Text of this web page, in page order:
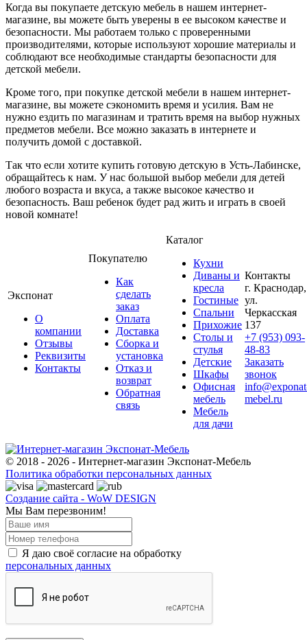
Когда вы покупаете детскую мебель в нашем интернет-
магазине, вы можете быть уверены в ее высоком качестве и
безопасности. Мы работаем только с проверенными
производителями, которые используют хорошие материалы и
соблюдают все необходимые стандарты безопасности для
детской мебели.
Кроме того, при покупке детской мебели в нашем интернет-
магазине, вы можете сэкономить время и усилия. Вам не
нужно ездить по магазинам и тратить время на выбор нужных
предметов мебели. Все можно заказать в интернете и
получить домой с доставкой.
Так что если хотите купить готовую детскую в Усть-Лабинске,
обращайтесь к нам. У нас большой выбор мебели для детей
любого возраста и вкуса, а также высокое качество и
безопасность. Ваш ребенок будет рад жить и играть в своей
новой комнате!
Экспонат
О
компании
Отзывы
Реквизиты
Контакты
Покупателю
Как
сделать
заказ
Оплата
Доставка
Сборка и
установка
Отказ и
возврат
Обратная
связь
Каталог
Кухни
Диваны и
кресла
Гостиные
Спальни
Прихожие
Столы и
стулья
Детские
Шкафы
Офисная
мебель
Мебель
для дачи
Контакты
г. Краснодар,
ул.
Черкасская
137
+7 (953) 093-
48-83
Заказать
звонок
mebel.ru
© 2018 - 2026 - Интернет-магазин Экспонат-Мебель
Политика обработки персональных данных
Создание сайта - WoW DESIGN
Мы Вам перезвоним!
Я даю своё согласие на обработку
персональных данных